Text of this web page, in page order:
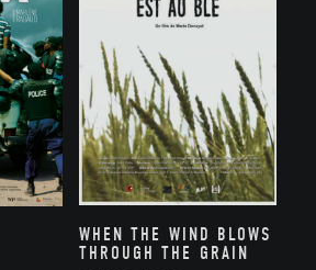
WHEN THE WIND BLOWS
THROUGH THE GRAIN